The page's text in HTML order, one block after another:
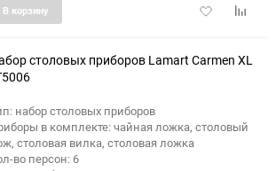
Добавить
В корзину
столовых приборов Lamart Carmen XL
набор столовых приборов
в комплекте: чайная ложка, столовый
столовая вилка, столовая ложка
во персон: 6